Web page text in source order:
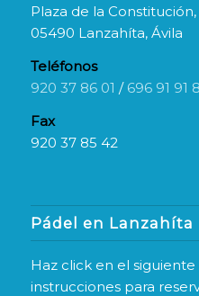
Plaza de la Constitución,
05490 Lanzahíta, Ávila
Teléfonos
920 37 86 01 / 696 91 91
Fax
920 37 85 42
Pádel en Lanzahíta
Haz click en el siguiente
instrucciones para